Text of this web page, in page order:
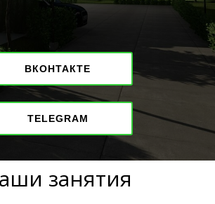
ВКОНТАКТЕ
TELEGRAM
занятия